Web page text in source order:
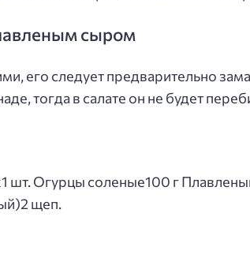
сыром
его следует предварительно
тогда в салате он не будет
Огурцы соленые100 г
щеп.